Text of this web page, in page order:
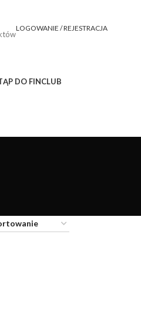
LOGOWANIE / REJESTRACJA
DO FINCLUB